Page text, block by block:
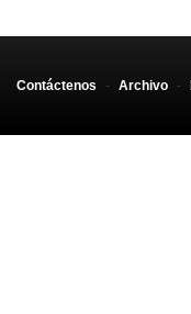
Contáctenos - Archivo -